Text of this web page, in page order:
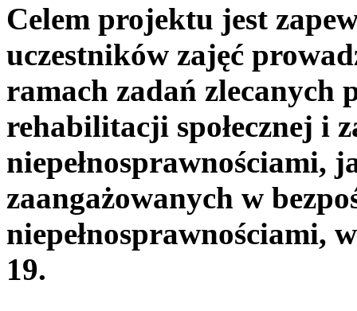
Celem projektu jest
uczestników zajęć
ramach zadań zlecanych
rehabilitacji społecznej i
niepełnosprawnościami,
zaangażowanych w
niepełnosprawnościami,
19.